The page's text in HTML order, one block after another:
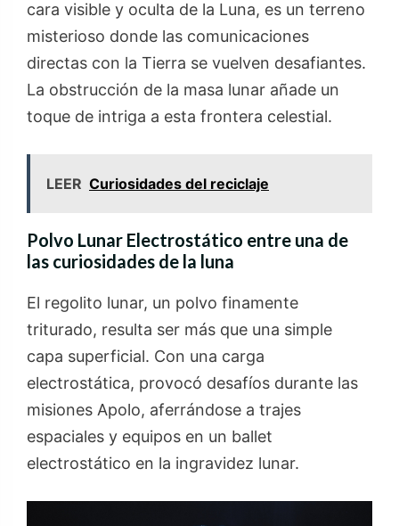
cara visible y oculta de la Luna, es un terreno
misterioso donde las comunicaciones
directas con la Tierra se vuelven desafiantes.
La obstrucción de la masa lunar añade un
toque de intriga a esta frontera celestial.
LEER Curiosidades del reciclaje
Polvo Lunar Electrostático entre una de
las curiosidades de la luna
El regolito lunar, un polvo finamente
triturado, resulta ser más que una simple
capa superficial. Con una carga
electrostática, provocó desafíos durante las
misiones Apolo, aferrándose a trajes
espaciales y equipos en un ballet
electrostático en la ingravidez lunar.